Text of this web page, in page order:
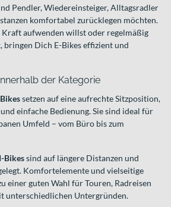
Pendler, Wiedereinsteiger, Alltagsradler
komfortabel zurücklegen möchten.
aufwenden willst oder regelmäßig
bringen Dich E-Bikes effizient und
der Kategorie
setzen auf eine aufrechte Sitzposition,
einfache Bedienung. Sie sind ideal für
Umfeld – vom Büro bis zum
Bikessind auf längere Distanzen und
Komfortelemente und vielseitige
einer guten Wahl für Touren, Radreisen
unterschiedlichen Untergründen.